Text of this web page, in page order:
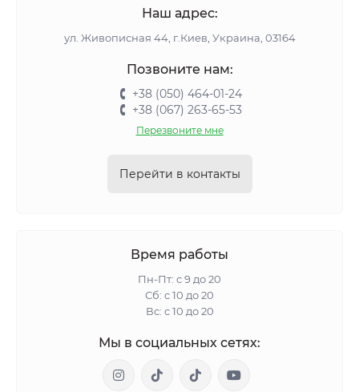
Наш адрес:
ул. Живописная 44, г.Киев, Украина, 03164
Позвоните нам:
+38 (050) 464-01-24
+38 (067) 263-65-53
Перезвоните мне
Перейти в контакты
Время работы
Пн-Пт: с 9 до 20
Сб: с 10 до 20
Вс: с 10 до 20
Мы в социальных сетях: